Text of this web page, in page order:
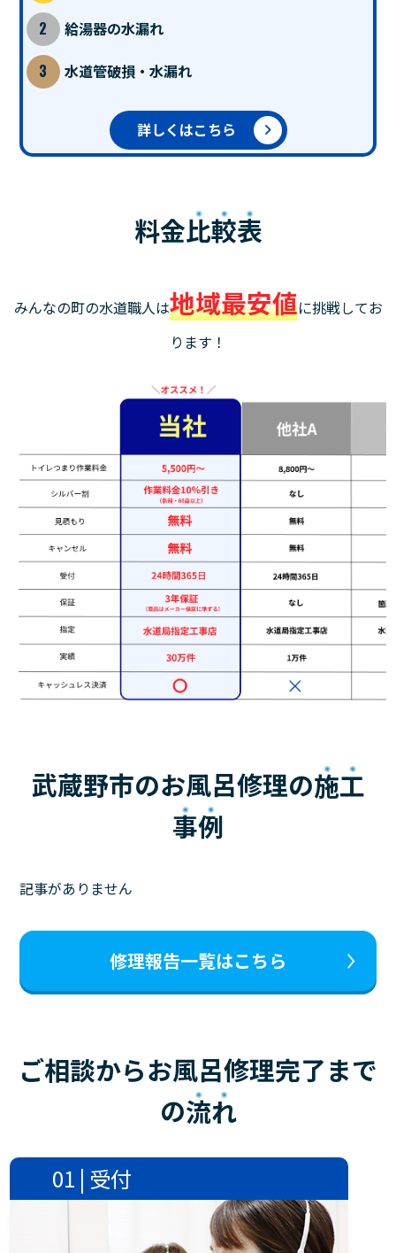
給湯器の水漏れ
水道管破損・水漏れ
詳しくはこちら
料金比較表
みんなの町の水道職人は地域最安値に挑戦してお
ります！
武蔵野市のお風呂修理の施工
事例
記事がありません
修理報告一覧はこちら
ご相談からお風呂修理完了まで
の流れ
01 | 受付